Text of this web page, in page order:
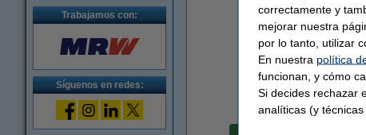
Trabajamos con:
Síguenos en redes:
correctamente y
mejorar nuestra
por lo tanto, utilizar
En nuestra política
funcionan, y cómo
Si decides rechazar
analíticas (y técnicas